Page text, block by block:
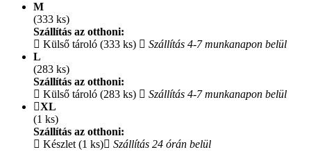
M
(333 ks)
Szállítás az otthoni:
Külső tároló (333 ks)
Szállítás 4-7 munkanapon belül
L
(283 ks)
Szállítás az otthoni:
Külső tároló (283 ks)
Szállítás 4-7 munkanapon belül
XL
(1 ks)
Szállítás az otthoni:
Készlet (1 ks)
Szállítás 24 órán belül